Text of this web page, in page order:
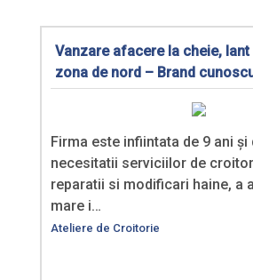
Vanzare afacere la cheie,
zona de nord – Brand
Firma este infiintata de 9 ani și
necesitatii serviciilor de
reparatii si modificari haine, a
mare i…
Ateliere de Croitorie